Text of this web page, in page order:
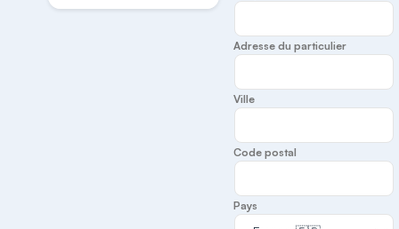
Adresse du particulier
Ville
Code postal
Pays